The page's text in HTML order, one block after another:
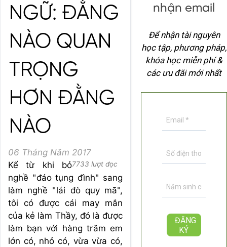
NGỮ: ĐẰNG
NÀO QUAN
TRỌNG
HƠN ĐẰNG
NÀO
06 Tháng Năm 2017
7733 lượt đọc
Kể từ khi bỏ
nghề "đáo tụng đình" sang
làm nghề "lái đò quy mã",
tôi có được cái may mắn
của kẻ làm Thầy, đó là được
làm bạn với hàng trăm em
lớn có, nhỏ có, vừa vừa có,
nhận email
Để nhận tài nguyên
học tập, phương pháp,
khóa học miễn phí &
các ưu đãi mới nhất